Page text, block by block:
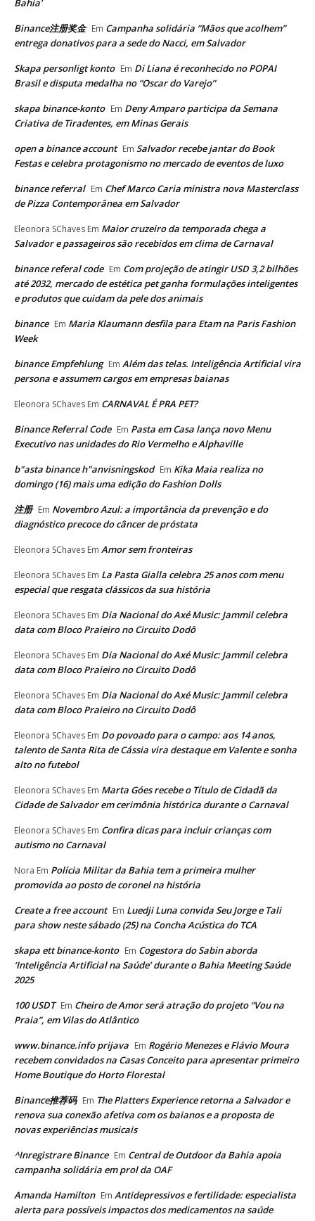
Bahia’
Binance注册奖金 Em Campanha solidária “Mãos que acolhem”
entrega donativos para a sede do Nacci, em Salvador
Skapa personligt konto Em Di Liana é reconhecido no POPAI
Brasil e disputa medalha no “Oscar do Varejo”
skapa binance-konto Em Deny Amparo participa da Semana
Criativa de Tiradentes, em Minas Gerais
open a binance account Em Salvador recebe jantar do Book
Festas e celebra protagonismo no mercado de eventos de luxo
binance referral Em Chef Marco Caria ministra nova Masterclass
de Pizza Contemporânea em Salvador
Eleonora SChaves Em Maior cruzeiro da temporada chega a
Salvador e passageiros são recebidos em clima de Carnaval
binance referal code Em Com projeção de atingir USD 3,2 bilhões
até 2032, mercado de estética pet ganha formulações inteligentes
e produtos que cuidam da pele dos animais
binance Em Maria Klaumann desfila para Etam na Paris Fashion
Week
binance Empfehlung Em Além das telas. Inteligência Artificial vira
persona e assumem cargos em empresas baianas
Eleonora SChaves Em CARNAVAL É PRA PET?
Binance Referral Code Em Pasta em Casa lança novo Menu
Executivo nas unidades do Rio Vermelho e Alphaville
b"asta binance h"anvisningskod Em Kika Maia realiza no
domingo (16) mais uma edição do Fashion Dolls
注册 Em Novembro Azul: a importância da prevenção e do
diagnóstico precoce do câncer de próstata
Eleonora SChaves Em Amor sem fronteiras
Eleonora SChaves Em La Pasta Gialla celebra 25 anos com menu
especial que resgata clássicos da sua história
Eleonora SChaves Em Dia Nacional do Axé Music: Jammil celebra
data com Bloco Praieiro no Circuito Dodô
Eleonora SChaves Em Dia Nacional do Axé Music: Jammil celebra
data com Bloco Praieiro no Circuito Dodô
Eleonora SChaves Em Dia Nacional do Axé Music: Jammil celebra
data com Bloco Praieiro no Circuito Dodô
Eleonora SChaves Em Do povoado para o campo: aos 14 anos,
talento de Santa Rita de Cássia vira destaque em Valente e sonha
alto no futebol
Eleonora SChaves Em Marta Góes recebe o Título de Cidadã da
Cidade de Salvador em cerimônia histórica durante o Carnaval
Eleonora SChaves Em Confira dicas para incluir crianças com
autismo no Carnaval
Nora Em Polícia Militar da Bahia tem a primeira mulher
promovida ao posto de coronel na história
Create a free account Em Luedji Luna convida Seu Jorge e Tali
para show neste sábado (25) na Concha Acústica do TCA
skapa ett binance-konto Em Cogestora do Sabin aborda
‘Inteligência Artificial na Saúde’ durante o Bahia Meeting Saúde
2025
100 USDT Em Cheiro de Amor será atração do projeto “Vou na
Praia”, em Vilas do Atlântico
www.binance.info prijava Em Rogério Menezes e Flávio Moura
recebem convidados na Casas Conceito para apresentar primeiro
Home Boutique do Horto Florestal
Binance推荐码 Em The Platters Experience retorna a Salvador e
renova sua conexão afetiva com os baianos e a proposta de
novas experiências musicais
^Inregistrare Binance Em Central de Outdoor da Bahia apoia
campanha solidária em prol da OAF
Amanda Hamilton Em Antidepressivos e fertilidade: especialista
alerta para possíveis impactos dos medicamentos na saúde